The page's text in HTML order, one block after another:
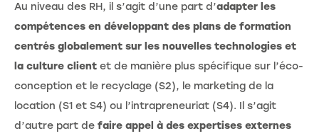
Au niveau des RH, il s’agit d’une part d’adapter les
compétences en développant des plans de formation
centrés globalement sur les nouvelles technologies et
la culture client et de manière plus spécifique sur l’éco-
conception et le recyclage (S2), le marketing de la
location (S1 et S4) ou l’intrapreneuriat (S4). Il s’agit
d’autre part de faire appel à des expertises externes